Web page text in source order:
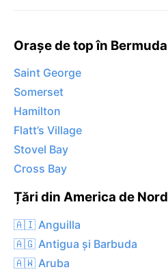
Orașe de top în Bermuda
Saint George
Somerset
Hamilton
Flatt’s Village
Stovel Bay
Cross Bay
Țări din America de Nord
🇦🇮 Anguilla
🇦🇬 Antigua și Barbuda
🇦🇼 Aruba